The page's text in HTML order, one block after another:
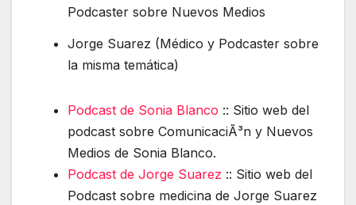
Podcaster sobre Nuevos Medios
Jorge Suarez (Médico y Podcaster sobre
la misma temática)
Podcast de Sonia Blanco :: Sitio web del
podcast sobre ComunicaciÃ³n y Nuevos
Medios de Sonia Blanco.
Podcast de Jorge Suarez :: Sitio web del
Podcast sobre medicina de Jorge Suarez